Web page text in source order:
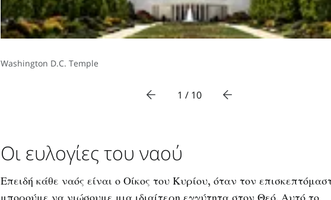
Washington D.C. Temple
1 / 10
Οι ευλογίες του ναού
Επειδή κάθε ναός είναι ο Οίκος του Κυρίου, όταν τον